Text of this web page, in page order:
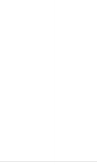
結婚、出産後子育てが落ち着
直接子供たちに指導したいと
２０１１年から現在まで１5年
動物大好きでことりさんも飼